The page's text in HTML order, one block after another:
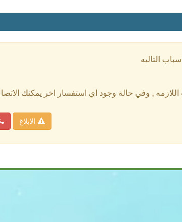
التاليه
اللازمه , وفي حالة وجود اي استفسار اخر يمكنك
الابلاغ